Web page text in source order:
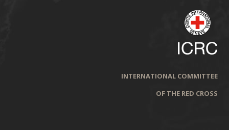
INTERNATIONAL COMMITTEE
OF THE RED CROSS